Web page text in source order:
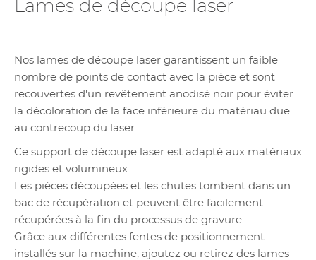
Lames de découpe laser
Nos lames de découpe laser garantissent un faible
nombre de points de contact avec la pièce et sont
recouvertes d'un revêtement anodisé noir pour éviter
la décoloration de la face inférieure du matériau due
au contrecoup du laser.
Ce support de découpe laser est adapté aux matériaux
rigides et volumineux.
Les pièces découpées et les chutes tombent dans un
bac de récupération et peuvent être facilement
récupérées à la fin du processus de gravure.
Grâce aux différentes fentes de positionnement
installés sur la machine, ajoutez ou retirez des lames